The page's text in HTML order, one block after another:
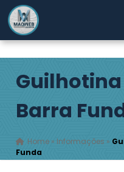
Barra
Home » Informações »
Funda